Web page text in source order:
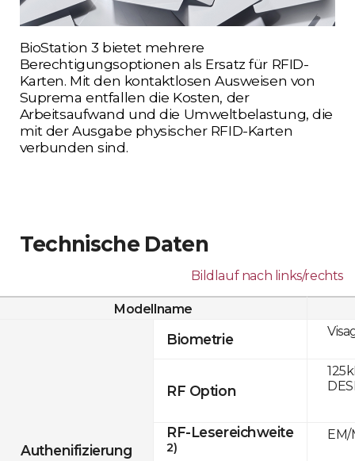
BioStation 3 bietet mehrere
Berechtigungsoptionen als Ersatz für RFID-
Karten. Mit den kontaktlosen Ausweisen von
Suprema entfallen die Kosten, der
Arbeitsaufwand und die Umweltbelastung, die
mit der Ausgabe physischer RFID-Karten
verbunden sind.
Technische Daten
Bildlauf nach links/rechts
Modellname
Authenifizierung
Biometrie
RF Option
RF-Lesereichweite
2)
EM/